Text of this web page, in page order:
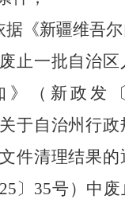
据《新疆维吾
止一批自治区
》（新政发〔
于自治州行政
件清理结果的
〕 35号）中废